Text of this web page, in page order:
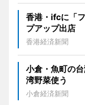
香港・ifcに「
プアップ出店
香港経済新聞
小倉・魚町の
湾野菜使う
小倉経済新聞